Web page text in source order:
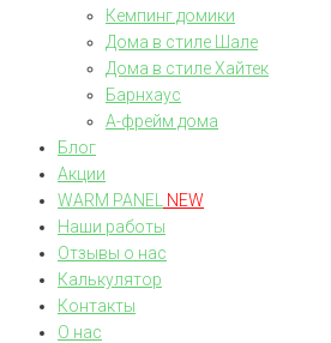
Кемпинг домики
Дома в стиле Шале
Дома в стиле Хайтек
Барнхаус
А-фрейм дома
Блог
Акции
WARM PANEL
NEW
Наши работы
Отзывы о нас
Калькулятор
Контакты
О нас